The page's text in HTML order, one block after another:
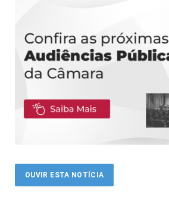
OUVIR ESTA NOTÍCIA